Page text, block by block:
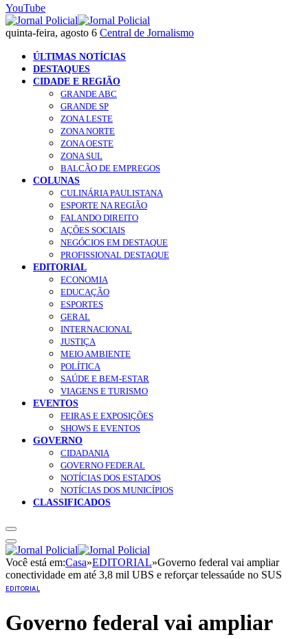
YouTube
quinta-feira, agosto 6 Central de Jornalismo
ÚLTIMAS NOTÍCIAS
DESTAQUES
CIDADE E REGIÃO
GRANDE ABC
GRANDE SP
ZONA LESTE
ZONA NORTE
ZONA OESTE
ZONA SUL
BALCÃO DE EMPREGOS
COLUNAS
CULINÁRIA PAULISTANA
ESPORTE NA REGIÃO
FALANDO DIREITO
AÇÕES SOCIAIS
NEGÓCIOS EM DESTAQUE
PROFISSIONAL DESTAQUE
EDITORIAL
ECONOMIA
EDUCAÇÃO
ESPORTES
GERAL
INTERNACIONAL
JUSTIÇA
MEIO AMBIENTE
POLÍTICA
SAÚDE E BEM-ESTAR
VIAGENS E TURISMO
EVENTOS
FEIRAS E EXPOSIÇÕES
SHOWS E EVENTOS
GOVERNO
CIDADANIA
GOVERNO FEDERAL
NOTÍCIAS DOS ESTADOS
NOTÍCIAS DOS MUNICÍPIOS
CLASSIFICADOS
Você está em:Casa»EDITORIAL»Governo federal vai ampliar
conectividade em até 3,8 mil UBS e reforçar telessaúde no SUS
EDITORIAL
Governo federal vai ampliar